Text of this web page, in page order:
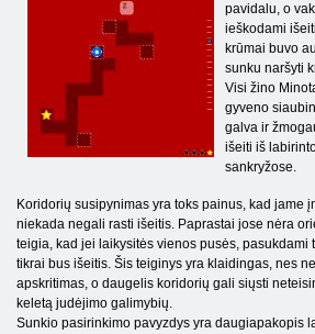
pavidalu, o
ieškodami
krūmai buvo
sunku naršyti
Visi žino
gyveno
galva ir
išeiti iš
sankryžose.
Koridorių susipynimas yra toks painus, kad jame
niekada negali rasti išeitis. Paprastai jose nėra
teigia, kad jei laikysitės vienos pusės, pasukdami
tikrai bus išeitis. Šis teiginys yra klaidingas, nes
apskritimas, o daugelis koridorių gali siųsti
keletą judėjimo galimybių.
Sunkio pasirinkimo pavyzdys yra daugiapakopis